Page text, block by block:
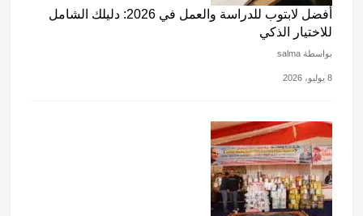
أفضل لابتوب للدراسة والعمل في 2026: دليلك الشامل
للاختيار الذكي
بواسطة salma
8 يوليو، 2026